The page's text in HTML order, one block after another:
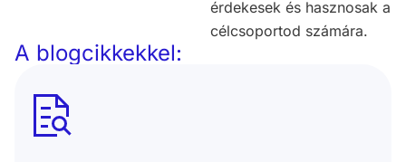
érdekesek és hasznosak a
célcsoportod számára.
A blogcikkekkel: